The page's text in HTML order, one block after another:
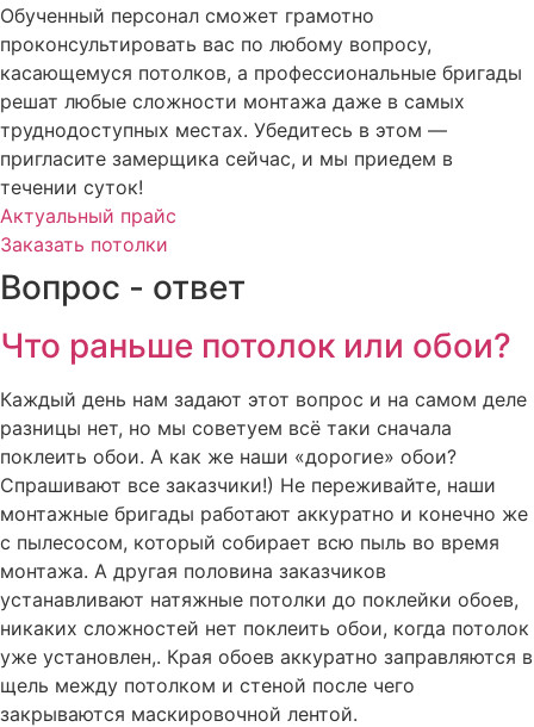
Обученный персонал сможет грамотно
проконсультировать вас по любому вопросу,
касающемуся потолков, а профессиональные бригады
решат любые сложности монтажа даже в самых
труднодоступных местах. Убедитесь в этом —
пригласите замерщика сейчас, и мы приедем в
течении суток!
Актуальный прайс
Заказать потолки
Вопрос - ответ
Что раньше потолок или обои?
Каждый день нам задают этот вопрос и на самом деле
разницы нет, но мы советуем всё таки сначала
поклеить обои. А как же наши «дорогие» обои?
Спрашивают все заказчики!) Не переживайте, наши
монтажные бригады работают аккуратно и конечно же
с пылесосом, который собирает всю пыль во время
монтажа. А другая половина заказчиков
устанавливают натяжные потолки до поклейки обоев,
никаких сложностей нет поклеить обои, когда потолок
уже установлен,. Края обоев аккуратно заправляются в
щель между потолком и стеной после чего
закрываются маскировочной лентой.